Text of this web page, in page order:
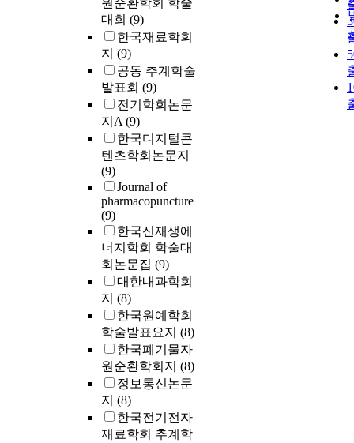
원순환학회 학술
대회 (9)
한국재료학회
지 (9)
공동 추계학술
발표회 (9)
전기학회논문
지A(9)
한국디지털콘
텐츠학회논문지
(9)
Journal of
pharmacopuncture
(9)
한국신재생에
너지학회 학술대
회논문집 (9)
대한내과학회
지 (8)
한국원예학회
학술발표요지 (8)
한국폐기물자
원순환학회지 (8)
정보통신논문
지 (8)
한국전기전자
재료학회 추계학